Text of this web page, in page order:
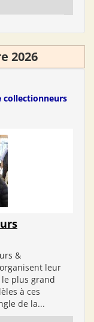
2026
collectionneurs
&
leur
plus grand
à ces
de la...